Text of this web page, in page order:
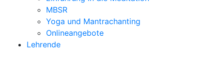
MBSR
Yoga und Mantrachanting
Onlineangebote
Lehrende